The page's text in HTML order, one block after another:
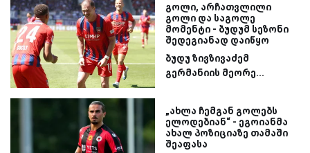
გოლი, არჩათვლილი
გოლი და საგოლე
მომენტი - ბუდუმ სეზონი
შედეგიანად დაიწყო
ბუდუ ზივზივაძემ
გერმანიის მეორე...
„ახლა ჩემგან გოლებს
ელოდებიან“ - ეგოიანმა
ახალ პოზიციაზე თამაში
შეაფასა